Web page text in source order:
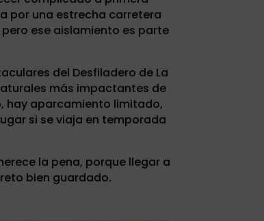
por una estrecha carretera
ese aislamiento es parte
del Desfiladero de La
más impactantes de
hay aparcamiento limitado,
si se viaja en temporada
la pena, porque llegar a
bien guardado.